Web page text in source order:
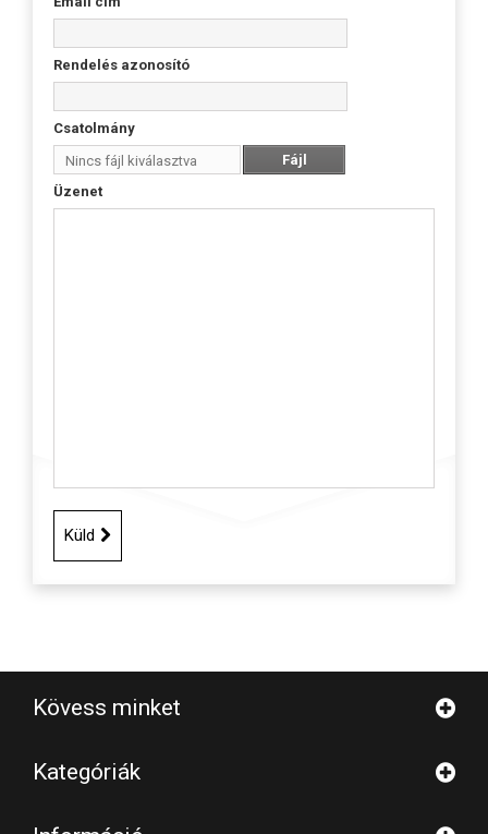
Rendelés azonosító
Csatolmány
Nincs fájl kiválasztva
Fájl
Üzenet
Küld
Kövess minket
Kategóriák